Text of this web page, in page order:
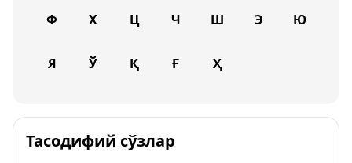
Ф Х Ц Ч Ш Э Ю
Я Ў Қ Ғ Ҳ
Тасодифий сўзлар